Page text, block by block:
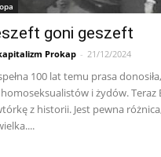
goni geszeft
Prokap - 21/12/2024
100 lat temu prasa
i żydów. Teraz
z historii. Jest pewna